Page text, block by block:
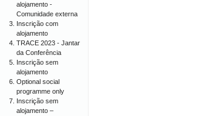
alojamento -
Comunidade externa
Inscrição com
alojamento
TRACE 2023 - Jantar
da Conferência
Inscrição sem
alojamento
Optional social
programme only
Inscrição sem
alojamento –